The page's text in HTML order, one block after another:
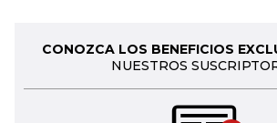
CONOZCA LOS BENEFICIOS
NUESTROS